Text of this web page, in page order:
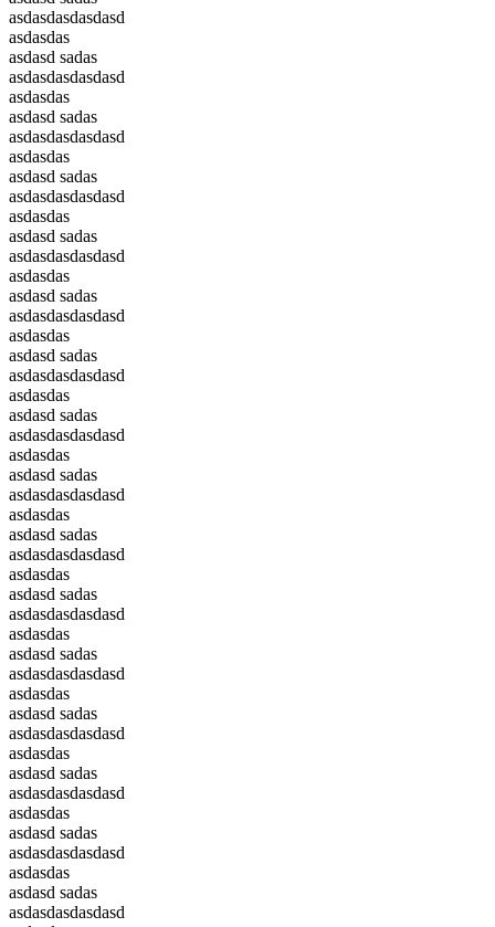
asdasdasdasdasd
asdasdas
asdasd sadas
asdasdasdasdasd
asdasdas
asdasd sadas
asdasdasdasdasd
asdasdas
asdasd sadas
asdasdasdasdasd
asdasdas
asdasd sadas
asdasdasdasdasd
asdasdas
asdasd sadas
asdasdasdasdasd
asdasdas
asdasd sadas
asdasdasdasdasd
asdasdas
asdasd sadas
asdasdasdasdasd
asdasdas
asdasd sadas
asdasdasdasdasd
asdasdas
asdasd sadas
asdasdasdasdasd
asdasdas
asdasd sadas
asdasdasdasdasd
asdasdas
asdasd sadas
asdasdasdasdasd
asdasdas
asdasd sadas
asdasdasdasdasd
asdasdas
asdasd sadas
asdasdasdasdasd
asdasdas
asdasd sadas
asdasdasdasdasd
asdasdas
asdasd sadas
asdasdasdasdasd